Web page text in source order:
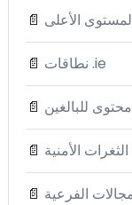
📄 الأعلى
📄 نطاقات .ie
📄 محتوى للبالغين
📄 الأمنية
📄 الفرعية